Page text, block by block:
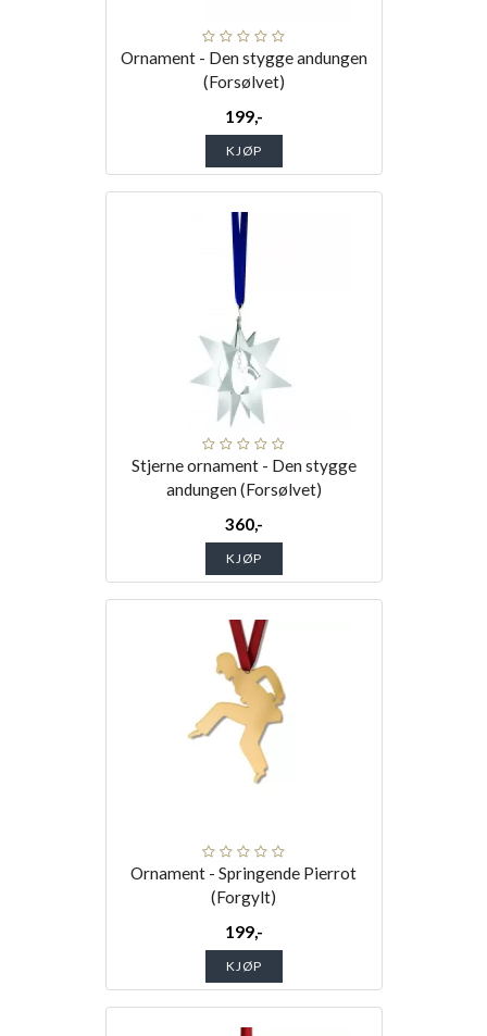
Ornament - Den stygge andungen
(Forsølvet)
199,-
KJØP
Stjerne ornament - Den stygge
andungen (Forsølvet)
360,-
KJØP
Ornament - Springende Pierrot
(Forgylt)
199,-
KJØP